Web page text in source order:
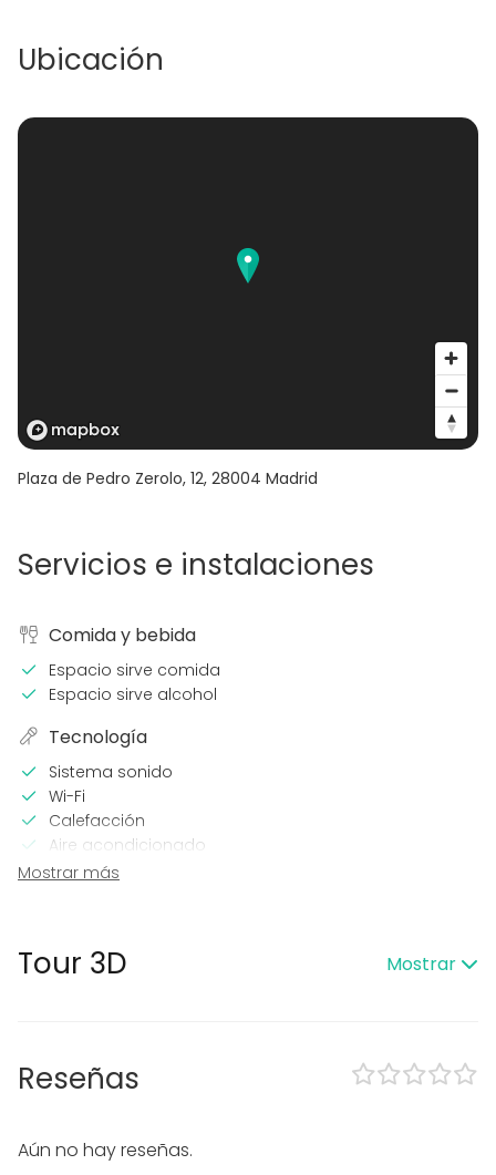
Ubicación
Plaza de Pedro Zerolo, 12, 28004 Madrid
Servicios e instalaciones
Comida y bebida
Espacio sirve comida
Espacio sirve alcohol
Tecnología
Sistema sonido
Wi-Fi
Calefacción
Aire acondicionado
Micrófono
Alojamiento
Posibilidad de bailar
Propia música OK
Eventos nocturnos OK
Equipamiento
Mostrar más
Tour 3D Mostrar
Reseñas
Aún no hay reseñas.